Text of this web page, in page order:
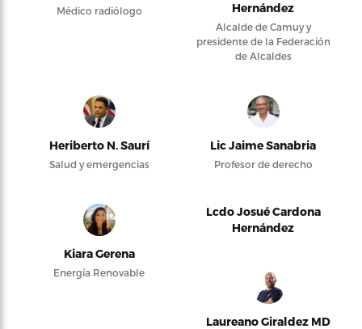
Médico radiólogo
Hernández
Alcalde de Camuy y
presidente de la Federación
de Alcaldes
Heriberto N. Saurí
Salud y emergencias
Lic Jaime Sanabria
Profesor de derecho
Kiara Gerena
Energía Renovable
Lcdo Josué Cardona
Hernández
Laureano Giraldez MD